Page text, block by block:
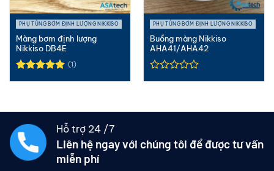
PHỤ TÙNG BƠM ĐỊNH LƯỢNG NIKKISO
Màng bơm định lượng
Nikkiso DB4E
(1)
PHỤ TÙNG BƠM ĐỊNH LƯỢNG NIKKISO
Buồng màng Nikkiso
AHA41/AHA42
Hỗ trợ 24 /7
Liên hệ ngay với chúng tôi để được tư vấn
miễn phí